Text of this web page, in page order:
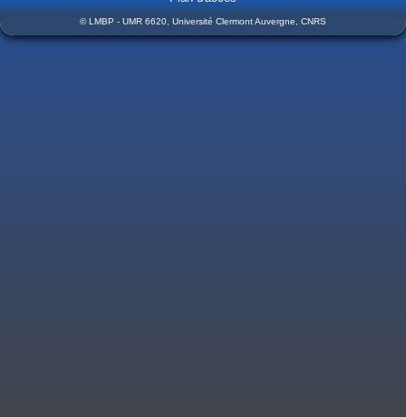
© LMBP - UMR 6620, Université Clermont Auvergne, CNRS